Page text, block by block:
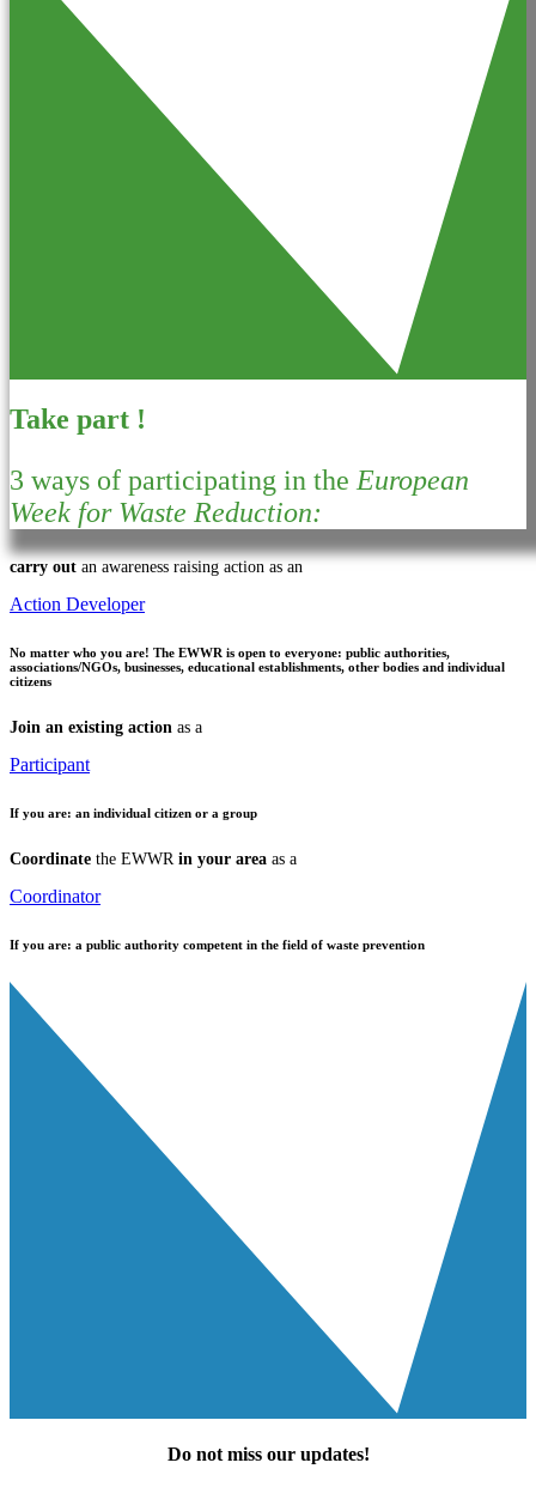
Take part !
3 ways of participating in theEuropean
Week for Waste Reduction:
carry out an awareness raising action as an
Action Developer
No matter who you are! The EWWR is open to everyone: public authorities,
associations/NGOs, businesses, educational establishments, other bodies and individual
citizens
Join an existing action as a
Participant
If you are: an individual citizen or a group
Coordinate the EWWR in your area as a
Coordinator
If you are: a public authority competent in the field of waste prevention
Do not miss our updates!